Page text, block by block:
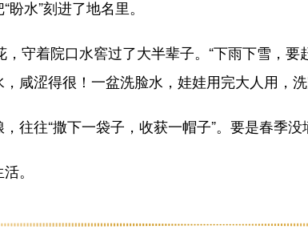
水”刻进了地名里。
着院口水窖过了大半辈子。“下雨下雪，要
咸涩得很！一盆洗脸水，娃娃用完大人用，
往“撒下一袋子，收获一帽子”。要是春季没
。